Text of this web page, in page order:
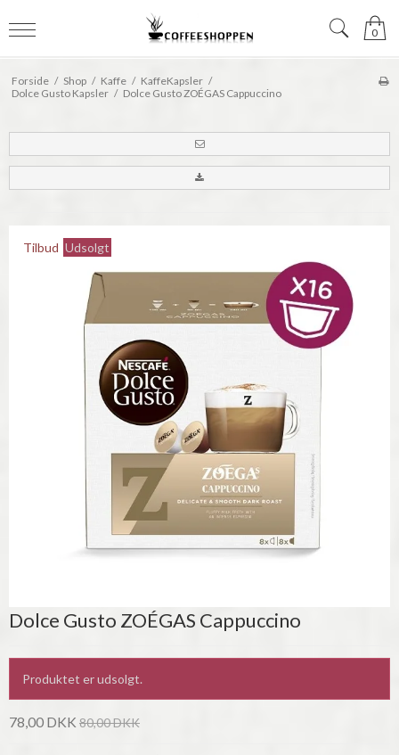
0
Forside / Shop / Kaffe / KaffeKapsler /
Dolce Gusto Kapsler / Dolce Gusto ZOÉGAS Cappuccino
Tilbud Udsolgt
Dolce Gusto ZOÉGAS Cappuccino
Produktet er udsolgt.
78,00 DKK 80,00 DKK